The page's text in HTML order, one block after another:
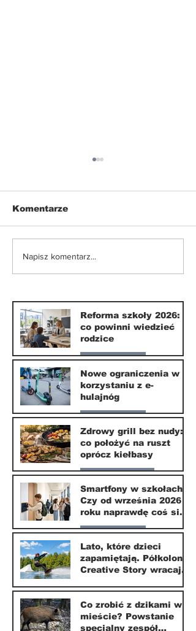
Nowe ograniczenia w
Komentarze
Napisz komentarz...
Reforma szkoły 2026:
co powinni wiedzieć
rodzice
Nasze miasto
10 lip
Nowe ograniczenia w
korzystaniu z e-
hulajnóg
Nasze miasto
3 lip
Zdrowy grill bez nudy:
co położyć na ruszt
oprócz kiełbasy
Zdrowie i uroda
1 lip
Smartfony w szkołach.
Czy od września 2026
roku naprawdę coś się
zmieni?
Nasze miasto
1 lip
Lato, które dzieci
zapamiętają. Półkolonie
Creative Story wracają
20 kwi
Co zrobić z dzikami w
mieście? Powstanie
specjalny zespół